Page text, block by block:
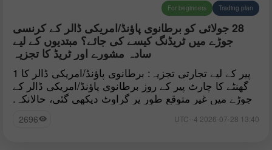
Trading plan
For beginners
28 جولائی کو برطانوی پاؤنڈ/امریکی ڈالر کے کرنسی
جوڑے میں ٹریڈنگ کیسے کی جائے؟ مبتدیوں کے لیے
سادہ مشورے اور ٹریڈ کا تجزیہ
پیر کے لیے تجارتی تجزیہ: برطانوی پاؤنڈ/امریکی ڈالر کا 1
گھنٹے کا چارٹ پیر کے روز برطانوی پاؤنڈ/امریکی ڈالر کے
جوڑے میں غیر متوقع طور پر گراوٹ دیکھی گئی، حالانکہ.
13:40 2026-07-28 UTC--4
2696